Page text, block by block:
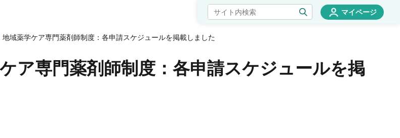
マイページ
地域薬学ケア専門薬剤師制度：各申請スケジュールを掲載しました
ア専門薬剤師制度：各申請スケジュールを掲